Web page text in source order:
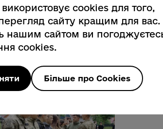
», – наголосивcookies для того,
сайту кращим для вас.
нашим сайтом ви
cookies.
Більше про Cookies